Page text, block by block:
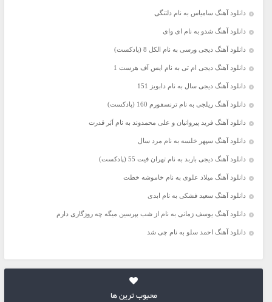
دانلود آهنگ سامیاس به نام دلتنگی
دانلود آهنگ شدو به نام ای وای
دانلود آهنگ دیجی ورسی به نام الکل 8 (پادکست)
دانلود آهنگ دیجی ام تی به نام ایس آف هرست 1
دانلود آهنگ دیجی سال به نام دابویز 151
دانلود آهنگ ریلجی به نام ترنسفورم 160 (پادکست)
دانلود آهنگ فرید پیروانیان و علی محمدوند به نام اَبَر قدرت
دانلود آهنگ سپهر خلسه به نام مرد سال
دانلود آهنگ دیجی باربد به نام تهران فیت 55 (پادکست)
دانلود آهنگ میلاد علوی به نام خاموشه خطت
دانلود آهنگ سعید فشکی به نام ابدی
دانلود آهنگ یوسف زمانی به نام از شب بپرسین میگه چه روزگاری دارم
دانلود آهنگ احمد سلو به نام چی شد
محبوب ترین ها